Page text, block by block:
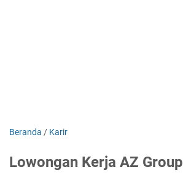
Beranda / Karir
Lowongan Kerja AZ Group